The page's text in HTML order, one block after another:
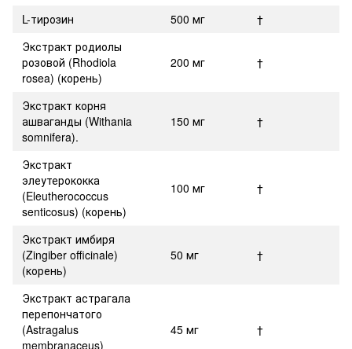
L-тирозин 500 мг
†
Экстракт родиолы
розовой (Rhodiola
rosea) (корень)
200 мг †
Экстракт корня
ашваганды (Withania
somnifera).
150 мг †
Экстракт
элеутерококка
(Eleutherococcus
senticosus) (корень)
100 мг †
Экстракт имбиря
(Zingiber officinale)
(корень)
50 мг †
Экстракт астрагала
перепончатого
(Astragalus
membranaceus)
45 мг †